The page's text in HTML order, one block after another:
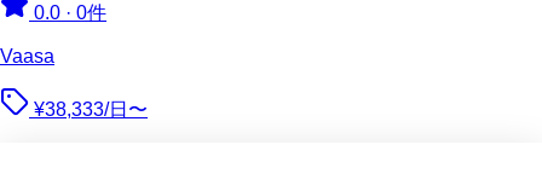
0.0 · 0件
Vaasa
¥38,333/日〜